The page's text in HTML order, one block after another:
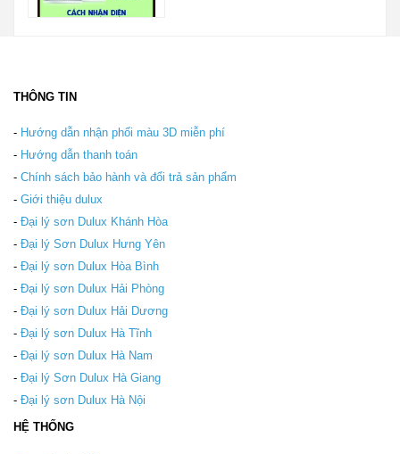
THÔNG TIN
- Hướng dẫn nhận phối màu 3D miễn phí
- Hướng dẫn thanh toán
- Chính sách bảo hành và đổi trả sản phẩm
- Giới thiệu dulux
- Đại lý sơn Dulux Khánh Hòa
- Đại lý Sơn Dulux Hưng Yên
- Đại lý sơn Dulux Hòa Bình
- Đại lý sơn Dulux Hải Phòng
- Đại lý sơn Dulux Hải Dương
- Đại lý sơn Dulux Hà Tĩnh
- Đại lý sơn Dulux Hà Nam
- Đại lý Sơn Dulux Hà Giang
- Đại lý sơn Dulux Hà Nội
HỆ THỐNG